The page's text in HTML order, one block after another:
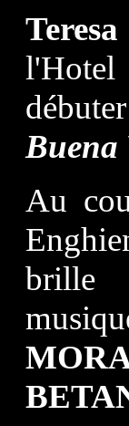
Teresa
l'Hotel
Buena
Au
brille